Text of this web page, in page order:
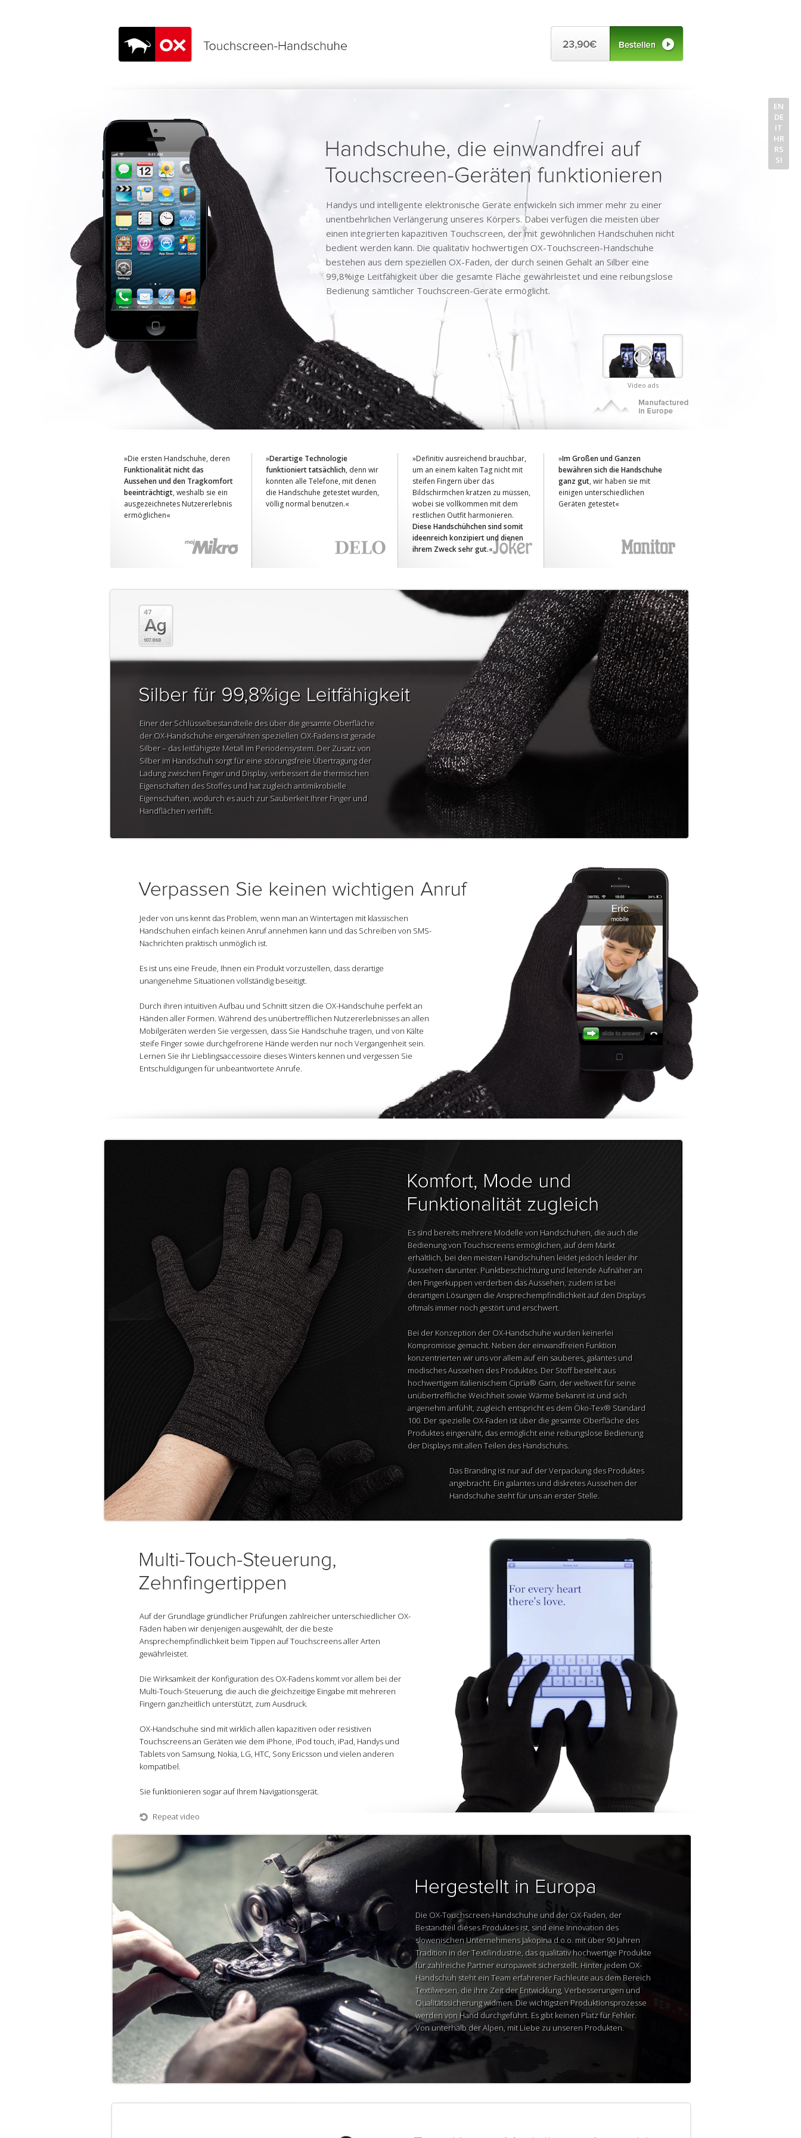
EN
DE
IT
HR
RS
SI
Handys und intelligente elektronische Geräte entwickeln sich immer mehr zu einer
unentbehrlichen Verlängerung unseres Körpers. Dabei verfügen die meisten über
einen integrierten kapazitiven Touchscreen, der mit gewöhnlichen Handschuhen nicht
bedient werden kann. Die qualitativ hochwertigen OX-Touchscreen-Handschuhe
bestehen aus dem speziellen OX-Faden, der durch seinen Gehalt an Silber eine
99,8%ige Leitfähigkeit über die gesamte Fläche gewährleistet und eine reibungslose
Bedienung sämtlicher Touchscreen-Geräte ermöglicht.
Video ads
»Die ersten Handschuhe, deren
Funktionalität nicht das
Aussehen und den Tragkomfort
beeinträchtigt, weshalb sie ein
ausgezeichnetes Nutzererlebnis
ermöglichen«
»Derartige Technologie
funktioniert tatsächlich, denn wir
konnten alle Telefone, mit denen
die Handschuhe getestet wurden,
völlig normal benutzen.«
»Definitiv ausreichend brauchbar,
um an einem kalten Tag nicht mit
steifen Fingern über das
Bildschirmchen kratzen zu müssen,
wobei sie vollkommen mit dem
restlichen Outfit harmonieren.
Diese Handschühchen sind somit
ideenreich konzipiert und dienen
ihrem Zweck sehr gut.«
»Im Großen und Ganzen
bewähren sich die Handschuhe
ganz gut, wir haben sie mit
einigen unterschiedlichen
Geräten getestet«
Einer der Schlüsselbestandteile des über die gesamte Oberfläche
der OX-Handschuhe eingenähten speziellen OX-Fadens ist gerade
Silber – das leitfähigste Metall im Periodensystem. Der Zusatz von
Silber im Handschuh sorgt für eine störungsfreie Übertragung der
Ladung zwischen Finger und Display, verbessert die thermischen
Eigenschaften des Stoffes und hat zugleich antimikrobielle
Eigenschaften, wodurch es auch zur Sauberkeit Ihrer Finger und
Handflächen verhilft.
Jeder von uns kennt das Problem, wenn man an Wintertagen mit klassischen
Handschuhen einfach keinen Anruf annehmen kann und das Schreiben von SMS-
Nachrichten praktisch unmöglich ist.
Es ist uns eine Freude, Ihnen ein Produkt vorzustellen, dass derartige
unangenehme Situationen vollständig beseitigt.
Durch ihren intuitiven Aufbau und Schnitt sitzen die OX-Handschuhe perfekt an
Händen aller Formen. Während des unübertrefflichen Nutzererlebnisses an allen
Mobilgeräten werden Sie vergessen, dass Sie Handschuhe tragen, und von Kälte
steife Finger sowie durchgefrorene Hände werden nur noch Vergangenheit sein.
Lernen Sie ihr Lieblingsaccessoire dieses Winters kennen und vergessen Sie
Entschuldigungen für unbeantwortete Anrufe.
Es sind bereits mehrere Modelle von Handschuhen, die auch die
Bedienung von Touchscreens ermöglichen, auf dem Markt
erhältlich, bei den meisten Handschuhen leidet jedoch leider ihr
Aussehen darunter. Punktbeschichtung und leitende Aufnäher an
den Fingerkuppen verderben das Aussehen, zudem ist bei
derartigen Lösungen die Ansprechempfindlichkeit auf den Displays
oftmals immer noch gestört und erschwert.
Bei der Konzeption der OX-Handschuhe wurden keinerlei
Kompromisse gemacht. Neben der einwandfreien Funktion
konzentrierten wir uns vor allem auf ein sauberes, galantes und
modisches Aussehen des Produktes. Der Stoff besteht aus
hochwertigem italienischem Cipria® Garn, der weltweit für seine
unübertreffliche Weichheit sowie Wärme bekannt ist und sich
angenehm anfühlt, zugleich entspricht es dem Öko-Tex® Standard
100. Der spezielle OX-Faden ist über die gesamte Oberfläche des
Produktes eingenäht, das ermöglicht eine reibungslose Bedienung
der Displays mit allen Teilen des Handschuhs.
Das Branding ist nur auf der Verpackung des Produktes
angebracht. Ein galantes und diskretes Aussehen der
Handschuhe steht für uns an erster Stelle.
Auf der Grundlage gründlicher Prüfungen zahlreicher unterschiedlicher OX-
Fäden haben wir denjenigen ausgewählt, der die beste
Ansprechempfindlichkeit beim Tippen auf Touchscreens aller Arten
gewährleistet.
Die Wirksamkeit der Konfiguration des OX-Fadens kommt vor allem bei der
Multi-Touch-Steuerung, die auch die gleichzeitige Eingabe mit mehreren
Fingern ganzheitlich unterstützt, zum Ausdruck.
OX-Handschuhe sind mit wirklich allen kapazitiven oder resistiven
Touchscreens an Geräten wie dem iPhone, iPod touch, iPad, Handys und
Tablets von Samsung, Nokia, LG, HTC, Sony Ericsson und vielen anderen
kompatibel.
Sie funktionieren sogar auf Ihrem Navigationsgerät.
Repeat video
Die OX-Touchscreen-Handschuhe und der OX-Faden, der
Bestandteil dieses Produktes ist, sind eine Innovation des
slowenischen Unternehmens Jakopina d.o.o. mit über 90 Jahren
Tradition in der Textilindustrie, das qualitativ hochwertige Produkte
für zahlreiche Partner europaweit sicherstellt. Hinter jedem OX-
Handschuh steht ein Team erfahrener Fachleute aus dem Bereich
Textilwesen, die ihre Zeit der Entwicklung, Verbesserungen und
Qualitätssicherung widmen. Die wichtigsten Produktionsprozesse
werden von Hand durchgeführt. Es gibt keinen Platz für Fehler.
Von unterhalb der Alpen, mit Liebe zu unseren Produkten.